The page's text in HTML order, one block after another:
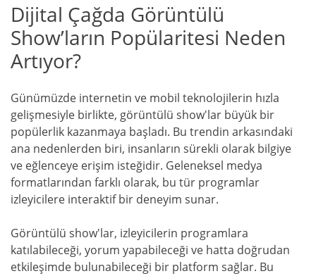
Dijital Çağda Görüntülü
Show’ların Popülaritesi Neden
Artıyor?
Günümüzde internetin ve mobil teknolojilerin hızla
gelişmesiyle birlikte, görüntülü show'lar büyük bir
popülerlik kazanmaya başladı. Bu trendin arkasındaki
ana nedenlerden biri, insanların sürekli olarak bilgiye
ve eğlenceye erişim isteğidir. Geleneksel medya
formatlarından farklı olarak, bu tür programlar
izleyicilere interaktif bir deneyim sunar.
Görüntülü show'lar, izleyicilerin programlara
katılabileceği, yorum yapabileceği ve hatta doğrudan
etkileşimde bulunabileceği bir platform sağlar. Bu